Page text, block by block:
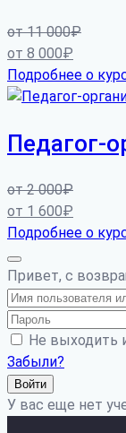
от11 000₽
от 8 000₽
Подробнее о
Педагог-
от2 000₽
от 1 600₽
Подробнее о
Привет, с
Не выходить
Забыли?
Войти
У вас еще нет